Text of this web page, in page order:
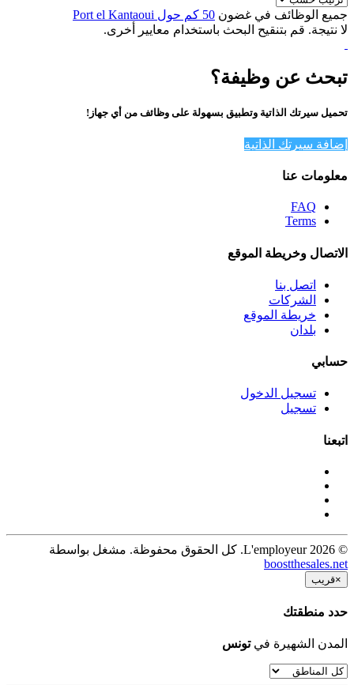
جميع الوظائف في غضون 50 كم حول Port el Kantaoui
لا نتيجة. قم بتنقيح البحث باستخدام معايير أخرى.
تبحث عن وظيفة؟
تحميل سيرتك الذاتية وتطبيق بسهولة على وظائف من أي جهاز!
إضافة سيرتك الذاتية
معلومات عنا
FAQ
Terms
الاتصال وخريطة الموقع
اتصل بنا
الشركات
خريطة الموقع
بلدان
حسابي
تسجيل الدخول
تسجيل
اتبعنا
© 2026 L'employeur. كل الحقوق محفوظة. مشغل بواسطة
boostthesales.net
×قريب
حدد منطقتك
المدن الشهيرة فيتونس